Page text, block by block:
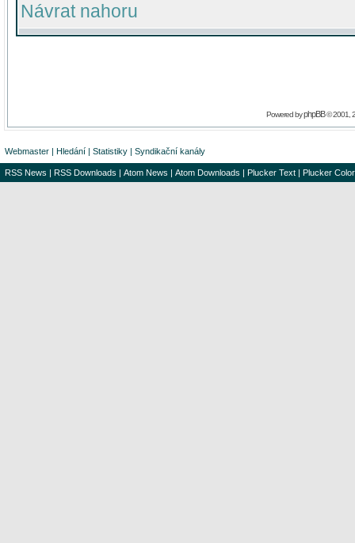
Návrat nahoru
Powered byphpBB© 2001,
Webmaster | Hledání | Statistiky | Syndikační kanály
RSS News | RSS Downloads | Atom News | Atom Downloads | Plucker Text | Plucker Color